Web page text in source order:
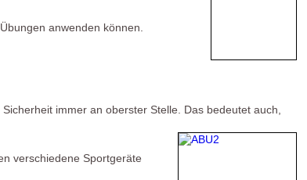
anwenden können.
immer an oberster Stelle. Das bedeutet auch,
verschiedene Sportgeräte